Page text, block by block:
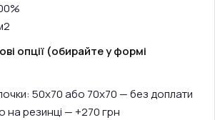
опції (обирайте у формі
50х70 або 70х70 — без доплати
на резинці — +270 грн